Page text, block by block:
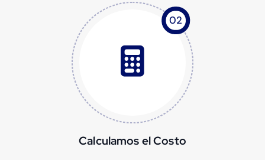
02
Calculamos el Costo